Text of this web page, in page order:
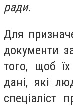
ради.
Для
документи
того, щоб їх
дані, які
спеціаліст